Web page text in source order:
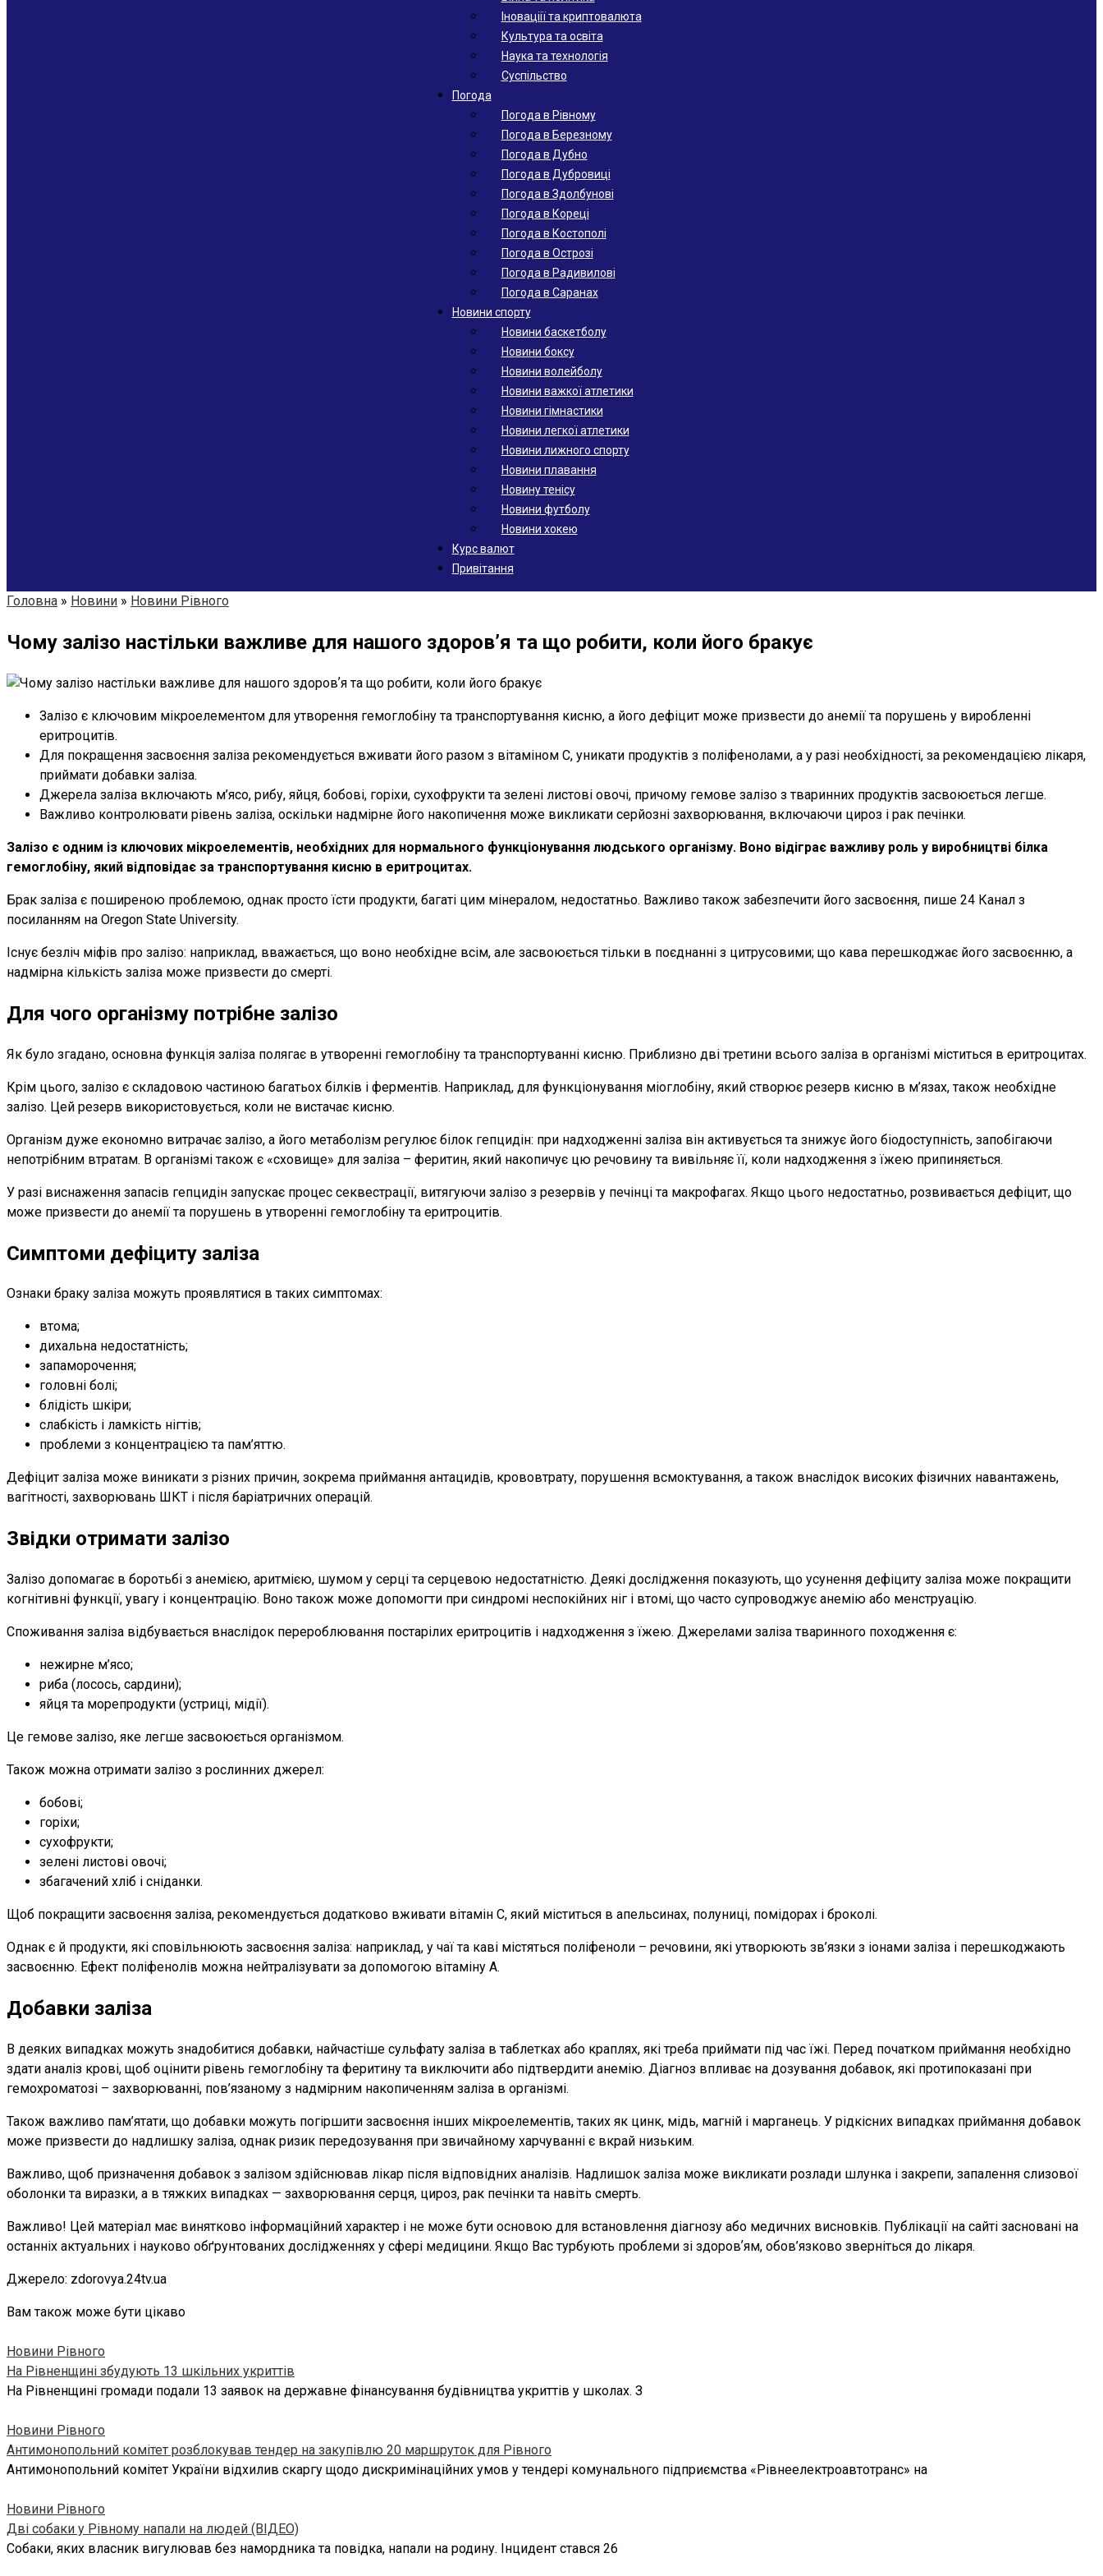
Іноваціії та криптовалюта
Культура та освіта
Наука та технологія
Суспільство
Погода
Погода в Рівному
Погода в Березному
Погода в Дубно
Погода в Дубровиці
Погода в Здолбунові
Погода в Кореці
Погода в Костополі
Погода в Острозі
Погода в Радивилові
Погода в Саранах
Новини спорту
Новини баскетболу
Новини боксу
Новини волейболу
Новини важкої атлетики
Новини гімнастики
Новини легкої атлетики
Новини лижного спорту
Новини плавання
Новину тенісу
Новини футболу
Новини хокею
Курс валют
Привітання
Головна » Новини » Новини Рівного
Чому залізо настільки важливе для нашого здоровʼя та що робити, коли його бракує
Залізо є ключовим мікроелементом для утворення гемоглобіну та транспортування кисню, а його дефіцит може призвести до анемії та порушень у виробленні
еритроцитів.
Для покращення засвоєння заліза рекомендується вживати його разом з вітаміном C, уникати продуктів з поліфенолами, а у разі необхідності, за рекомендацією лікаря,
приймати добавки заліза.
Джерела заліза включають м’ясо, рибу, яйця, бобові, горіхи, сухофрукти та зелені листові овочі, причому гемове залізо з тваринних продуктів засвоюється легше.
Важливо контролювати рівень заліза, оскільки надмірне його накопичення може викликати серйозні захворювання, включаючи цироз і рак печінки.
Залізо є одним із ключових мікроелементів, необхідних для нормального функціонування людського організму. Воно відіграє важливу роль у виробництві білка
гемоглобіну, який відповідає за транспортування кисню в еритроцитах.
Брак заліза є поширеною проблемою, однак просто їсти продукти, багаті цим мінералом, недостатньо. Важливо також забезпечити його засвоєння, пише 24 Канал з
посиланням на Oregon State University.
Існує безліч міфів про залізо: наприклад, вважається, що воно необхідне всім, але засвоюється тільки в поєднанні з цитрусовими; що кава перешкоджає його засвоєнню, а
надмірна кількість заліза може призвести до смерті.
Для чого організму потрібне залізо
Як було згадано, основна функція заліза полягає в утворенні гемоглобіну та транспортуванні кисню. Приблизно дві третини всього заліза в організмі міститься в еритроцитах.
Крім цього, залізо є складовою частиною багатьох білків і ферментів. Наприклад, для функціонування міоглобіну, який створює резерв кисню в м’язах, також необхідне
залізо. Цей резерв використовується, коли не вистачає кисню.
Організм дуже економно витрачає залізо, а його метаболізм регулює білок гепцидін: при надходженні заліза він активується та знижує його біодоступність, запобігаючи
непотрібним втратам. В організмі також є «сховище» для заліза – феритин, який накопичує цю речовину та вивільняє її, коли надходження з їжею припиняється.
У разі виснаження запасів гепцидін запускає процес секвестрації, витягуючи залізо з резервів у печінці та макрофагах. Якщо цього недостатньо, розвивається дефіцит, що
може призвести до анемії та порушень в утворенні гемоглобіну та еритроцитів.
Симптоми дефіциту заліза
Ознаки браку заліза можуть проявлятися в таких симптомах:
втома;
дихальна недостатність;
запаморочення;
головні болі;
блідість шкіри;
слабкість і ламкість нігтів;
проблеми з концентрацією та пам’яттю.
Дефіцит заліза може виникати з різних причин, зокрема приймання антацидів, крововтрату, порушення всмоктування, а також внаслідок високих фізичних навантажень,
вагітності, захворювань ШКТ і після баріатричних операцій.
Звідки отримати залізо
Залізо допомагає в боротьбі з анемією, аритмією, шумом у серці та серцевою недостатністю. Деякі дослідження показують, що усунення дефіциту заліза може покращити
когнітивні функції, увагу і концентрацію. Воно також може допомогти при синдромі неспокійних ніг і втомі, що часто супроводжує анемію або менструацію.
Споживання заліза відбувається внаслідок перероблювання постарілих еритроцитів і надходження з їжею. Джерелами заліза тваринного походження є:
нежирне м’ясо;
риба (лосось, сардини);
яйця та морепродукти (устриці, мідії).
Це гемове залізо, яке легше засвоюється організмом.
Також можна отримати залізо з рослинних джерел:
бобові;
горіхи;
сухофрукти;
зелені листові овочі;
збагачений хліб і сніданки.
Щоб покращити засвоєння заліза, рекомендується додатково вживати вітамін C, який міститься в апельсинах, полуниці, помідорах і броколі.
Однак є й продукти, які сповільнюють засвоєння заліза: наприклад, у чаї та каві містяться поліфеноли – речовини, які утворюють зв’язки з іонами заліза і перешкоджають
засвоєнню. Ефект поліфенолів можна нейтралізувати за допомогою вітаміну A.
Добавки заліза
В деяких випадках можуть знадобитися добавки, найчастіше сульфату заліза в таблетках або краплях, які треба приймати під час їжі. Перед початком приймання необхідно
здати аналіз крові, щоб оцінити рівень гемоглобіну та феритину та виключити або підтвердити анемію. Діагноз впливає на дозування добавок, які протипоказані при
гемохроматозі – захворюванні, пов’язаному з надмірним накопиченням заліза в організмі.
Також важливо пам’ятати, що добавки можуть погіршити засвоєння інших мікроелементів, таких як цинк, мідь, магній і марганець. У рідкісних випадках приймання добавок
може призвести до надлишку заліза, однак ризик передозування при звичайному харчуванні є вкрай низьким.
Важливо, щоб призначення добавок з залізом здійснював лікар після відповідних аналізів. Надлишок заліза може викликати розлади шлунка і закрепи, запалення слизової
оболонки та виразки, а в тяжких випадках — захворювання серця, цироз, рак печінки та навіть смерть.
Важливо! Цей матеріал має винятково інформаційний характер і не може бути основою для встановлення діагнозу або медичних висновків. Публікації на сайті засновані на
останніх актуальних і науково обґрунтованих дослідженнях у сфері медицини. Якщо Вас турбують проблеми зі здоровʼям, обов’язково зверніться до лікаря.
Джерело: zdorovya.24tv.ua
Вам також може бути цікаво
Новини Рівного
На Рівненщині збудують 13 шкільних укриттів
На Рівненщині громади подали 13 заявок на державне фінансування будівництва укриттів у школах. З
Новини Рівного
Антимонопольний комітет розблокував тендер на закупівлю 20 маршруток для Рівного
Антимонопольний комітет України відхилив скаргу щодо дискримінаційних умов у тендері комунального підприємства «Рівнеелектроавтотранс» на
Новини Рівного
Дві собаки у Рівному напали на людей (ВІДЕО)
Собаки, яких власник вигулював без намордника та повідка, напали на родину. Інцидент стався 26